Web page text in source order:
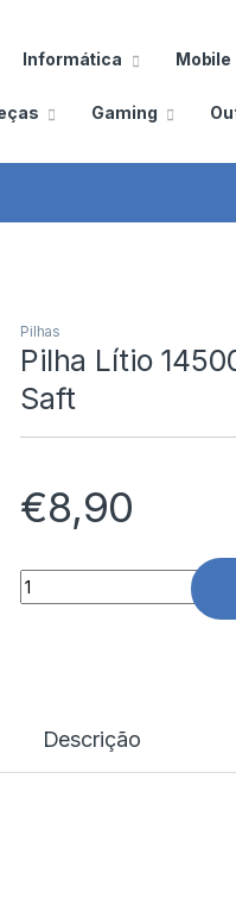
Informática Mobile
Gaming
Pilhas
Pilha Lítio
Saft
€8,90
Pilha Lítio 14500 3.6V
Descrição